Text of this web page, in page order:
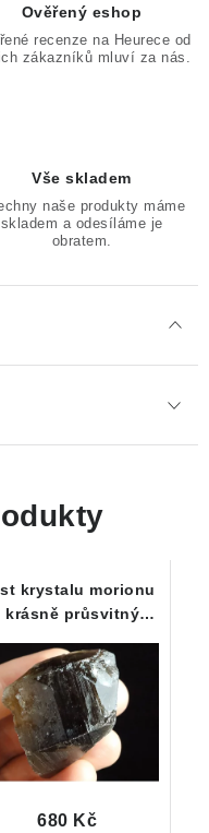
Ověřený eshop
recenze na Heurece od
zákazníků mluví za nás.
Vše skladem
naše produkty máme
skladem a odesíláme je
obratem.
krystalu morionu
krásně průsvitný
680 Kč